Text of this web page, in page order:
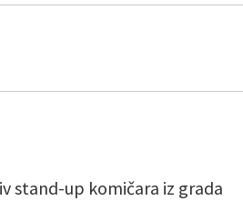
stand-up komičara iz grada